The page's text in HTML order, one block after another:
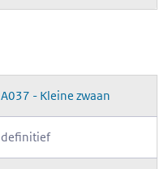
A037 - Kleine zwaan
definitief